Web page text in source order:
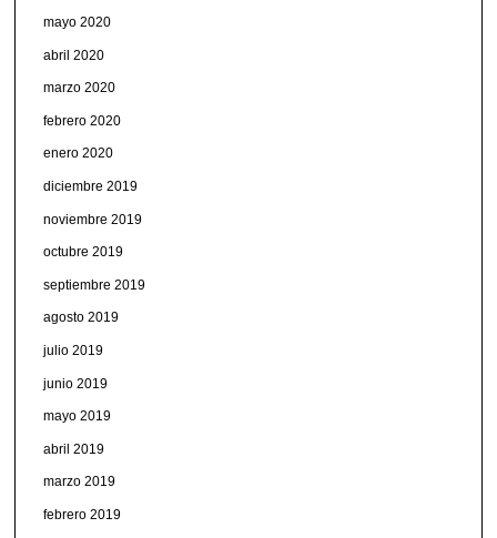
mayo 2020
abril 2020
marzo 2020
febrero 2020
enero 2020
diciembre 2019
noviembre 2019
octubre 2019
septiembre 2019
agosto 2019
julio 2019
junio 2019
mayo 2019
abril 2019
marzo 2019
febrero 2019